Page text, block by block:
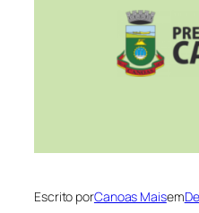
Escrito porCanoas Maisem